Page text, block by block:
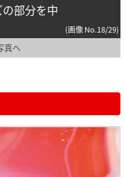
部分を中
(画像 No.18/29)
真へ